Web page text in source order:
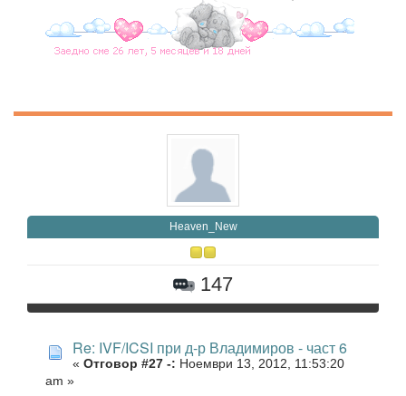
Heaven_New
147
Re: IVF/ICSI при д-р Владимиров - част 6
« Отговор #27 -: Ноември 13, 2012, 11:53:20
am »